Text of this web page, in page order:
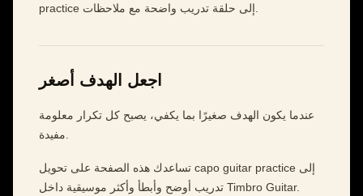
اجعل الهدف أصغر
عندما يكون الهدف صغيرًا بما يكفي، يصبح كل تكرار معلومة
تساعدك هذه الصفحة على تحويل capo guitar practice إلى
تدريب أوضح وأبطأ وأكثر موسيقية داخل Timbro Guitar.